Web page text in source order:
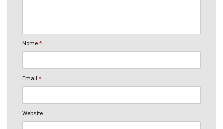
Nome *
Email *
Website